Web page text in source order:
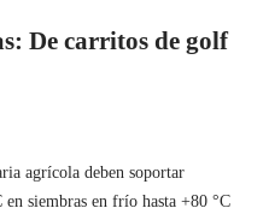
De carritos de golf
agrícola deben soportar
en siembras en frío hasta +80 °C